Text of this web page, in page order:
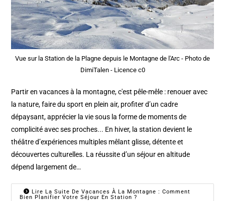
Vue sur la Station de la Plagne depuis le Montagne de l'Arc - Photo de
DimiTalen - Licence c0
Partir en vacances à la montagne, c'est pêle-mêle : renouer avec
la nature, faire du sport en plein air, profiter d’un cadre
dépaysant, apprécier la vie sous la forme de moments de
complicité avec ses proches... En hiver, la station devient le
théâtre d’expériences multiples mêlant glisse, détente et
découvertes culturelles. La réussite d’un séjour en altitude
dépend largement de…
Lire La Suite De Vacances À La Montagne : Comment
Bien Planifier Votre Séjour En Station ?